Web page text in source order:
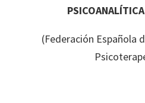
(Federación Española